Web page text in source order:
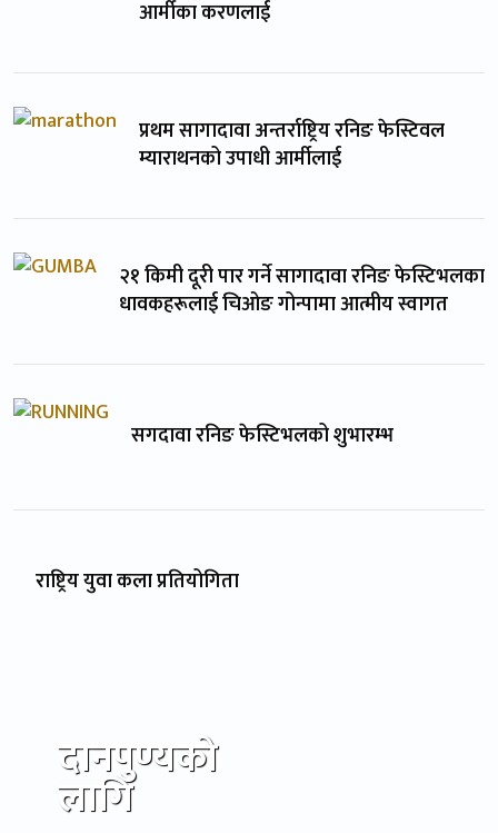
आर्मीका करणलाई
प्रथम सागादावा अन्तर्राष्ट्रिय रनिङ फेस्टिवल
म्याराथनको उपाधी आर्मीलाई
२१ किमी दूरी पार गर्ने सागादावा रनिङ फेस्टिभलका
धावकहरूलाई चिओङ गोन्पामा आत्मीय स्वागत
सगदावा रनिङ फेस्टिभलको शुभारम्भ
राष्ट्रिय युवा कला प्रतियोगिता
दानपुण्यको
लागि